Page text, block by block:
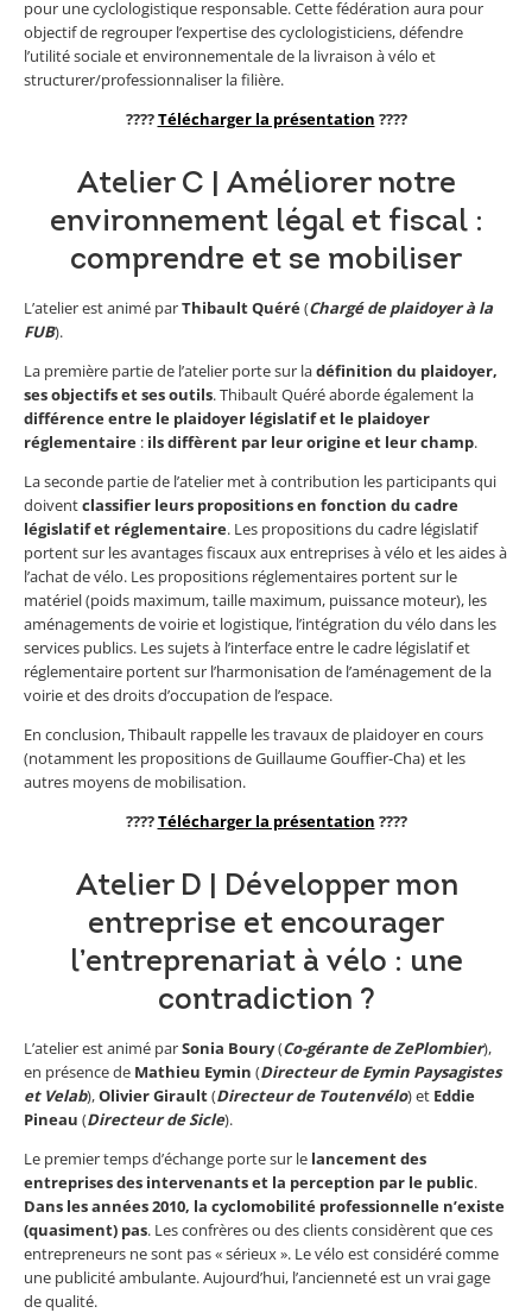
pour une cyclologistique responsable. Cette fédération aura pour
objectif de regrouper l’expertise des cyclologisticiens, défendre
l’utilité sociale et environnementale de la livraison à vélo et
structurer/professionnaliser la filière.
????Télécharger la présentation ????
Atelier C | Améliorer notre
environnement légal et fiscal :
comprendre et se mobiliser
L’atelier est animé parThibault Quéré(Chargé de plaidoyer à la
FUB).
La première partie de l’atelier porte sur ladéfinition du plaidoyer,
ses objectifs et ses outils. Thibault Quéré aborde également la
différence entre le plaidoyer législatif et le plaidoyer
réglementaire : ils diffèrent par leur origine et leur champ.
La seconde partie de l’atelier met à contribution les participants qui
doiventclassifier leurs propositions en fonction du cadre
législatif et réglementaire. Les propositions du cadre législatif
portent sur les avantages fiscaux aux entreprises à vélo et les aides à
l’achat de vélo. Les propositions réglementaires portent sur le
matériel (poids maximum, taille maximum, puissance moteur), les
aménagements de voirie et logistique, l’intégration du vélo dans les
services publics. Les sujets à l’interface entre le cadre législatif et
réglementaire portent sur l’harmonisation de l’aménagement de la
voirie et des droits d’occupation de l’espace.
En conclusion, Thibault rappelle les travaux de plaidoyer en cours
(notamment les propositions de Guillaume Gouffier-Cha) et les
autres moyens de mobilisation.
????Télécharger la présentation ????
Atelier D | Développer mon
entreprise et encourager
l’entreprenariat à vélo : une
contradiction ?
L’atelier est animé parSonia Boury(Co-gérante de ZePlombier),
en présence de Mathieu Eymin (Directeur de Eymin Paysagistes
et Velab),Olivier Girault(Directeur de Toutenvélo) et Eddie
Pineau (Directeurde Sicle).
Le premier temps d’échange porte sur le lancement des
entreprises des intervenants et la perception par le public.
Dans les années 2010, la cyclomobilité professionnelle n’existe
(quasiment) pas. Les confrères ou des clients considèrent que ces
entrepreneurs ne sont pas « sérieux ». Le vélo est considéré comme
une publicité ambulante. Aujourd’hui, l’ancienneté est un vrai gage
de qualité.